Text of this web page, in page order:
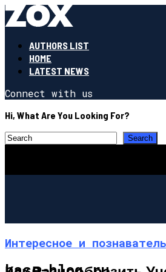
AUTHORS LIST
HOME
LATEST NEWS
Connect with us
Hi, What Are You Looking For?
Интересное и